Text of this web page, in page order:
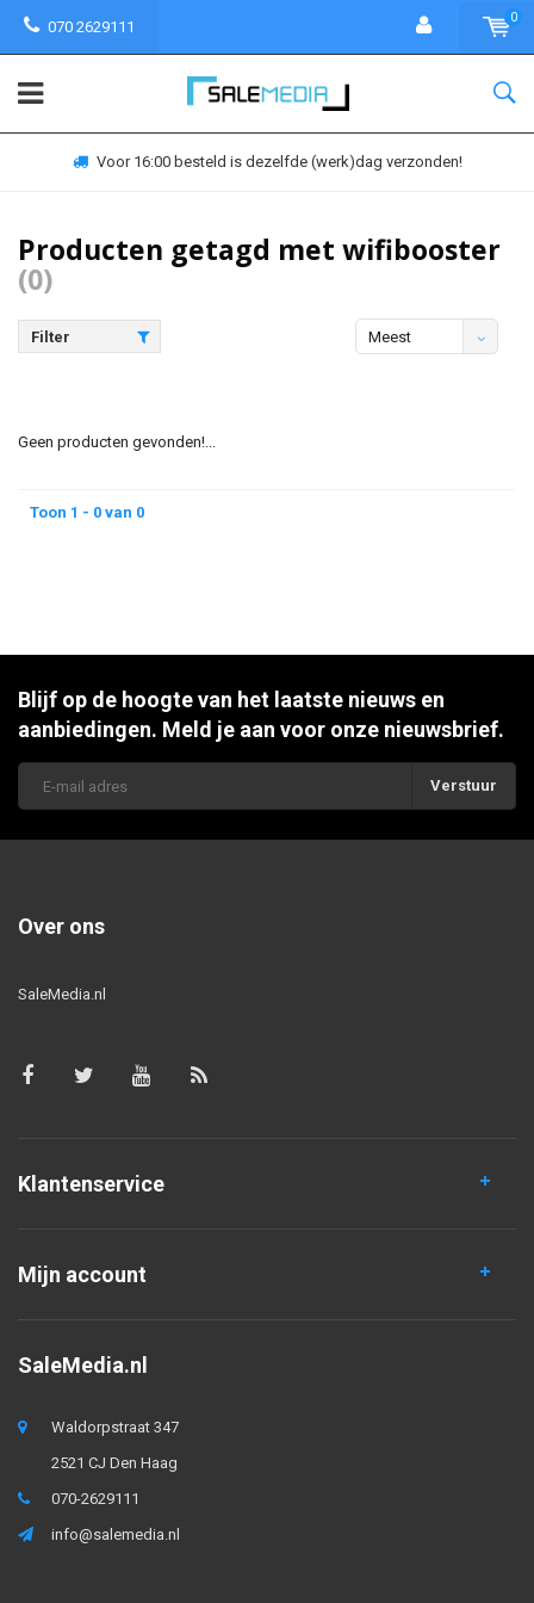
070 2629111
0
Voor 16:00 besteld is dezelfde (werk)dag verzonden!
Producten getagd met wifibooster
(0)
Filter
Meest
Geen producten gevonden!...
Toon 1 - 0 van 0
Blijf op de hoogte van het laatste nieuws en
aanbiedingen. Meld je aan voor onze nieuwsbrief.
Verstuur
Over ons
SaleMedia.nl
Klantenservice
Mijn account
SaleMedia.nl
Waldorpstraat 347
2521 CJ Den Haag
070-2629111
info@salemedia.nl